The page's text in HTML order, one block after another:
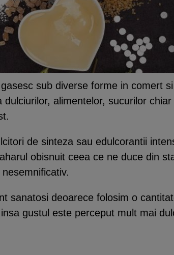
sub diverse forme in comert
dulciurilor, alimentelor, sucurilor
de sinteza sau edulcorantii
obisnuit ceea ce ne duce din
sanatosi deoarece folosim o
gustul este perceput mult mai